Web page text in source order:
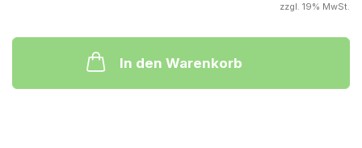
zzgl. 19% MwSt.
In den Warenkorb